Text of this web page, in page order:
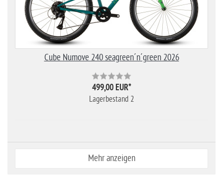
Cube Numove 240 seagreen´n´green 2026
499,00 EUR*
Lagerbestand 2
Mehr anzeigen